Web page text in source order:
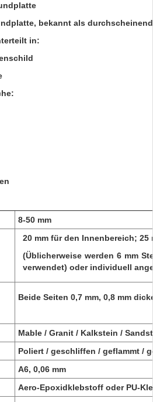
bekannt als
in:
8-50 mm
20 mm für den Innenbereich; 25
(Üblicherweise werden 6 mm
verwendet) oder individuell
Beide Seiten 0,7 mm, 0,8 mm
Mable / Granit / Kalkstein /
Poliert / geschliffen / geflammt /
A6, 0,06 mm
Aero-Epoxidklebstoff oder PU-